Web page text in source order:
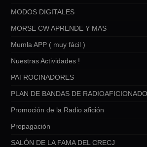
MODOS DIGITALES
MORSE CW APRENDE Y MAS
Mumla APP ( muy fácil )
Nuestras Actividades !
PATROCINADORES
PLAN DE BANDAS DE
Promoción de la Radio afición
Propagación
SALÓN DE LA FAMA DEL CRECJ